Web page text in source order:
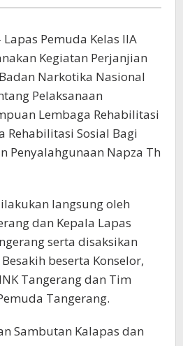
Peningkatan
Pemuda Kelas IIA
Kegiatan Perjanjian
Narkotika Nasional
Pelaksanaan
Lembaga Rehabilitasi
Rehabilitasi Sosial Bagi
Penyalahgunaan Napza Th
langsung oleh
dan Kepala Lapas
serta disaksikan
beserta Konselor,
Tangerang dan Tim
Tangerang.
Sambutan Kalapas dan